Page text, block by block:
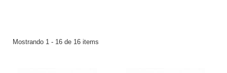
Mostrando 1 - 16 de 16 items